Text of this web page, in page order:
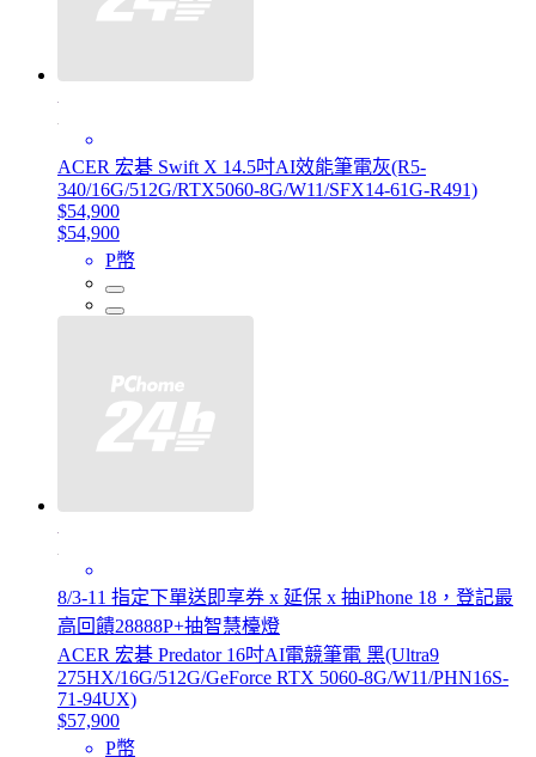
ACER 宏碁 Swift X 14.5吋AI效能筆電灰(R5-
340/16G/512G/RTX5060-8G/W11/SFX14-61G-R491)
$54,900
$54,900
P幣
8/3-11 指定下單送即享券 x 延保 x 抽iPhone 18，登記最
高回饋28888P+抽智慧檯燈
ACER 宏碁 Predator 16吋AI電競筆電 黑(Ultra9
275HX/16G/512G/GeForce RTX 5060-8G/W11/PHN16S-
71-94UX)
$57,900
P幣